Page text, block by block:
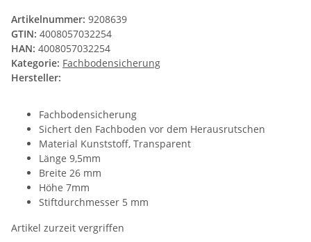
Artikelnummer: 9208639
GTIN: 4008057032254
HAN: 4008057032254
Kategorie: Fachbodensicherung
Hersteller:
Fachbodensicherung
Sichert den Fachboden vor dem Herausrutschen
Material Kunststoff, Transparent
Länge 9,5mm
Breite 26 mm
Höhe 7mm
Stiftdurchmesser 5 mm
Artikel zurzeit vergriffen